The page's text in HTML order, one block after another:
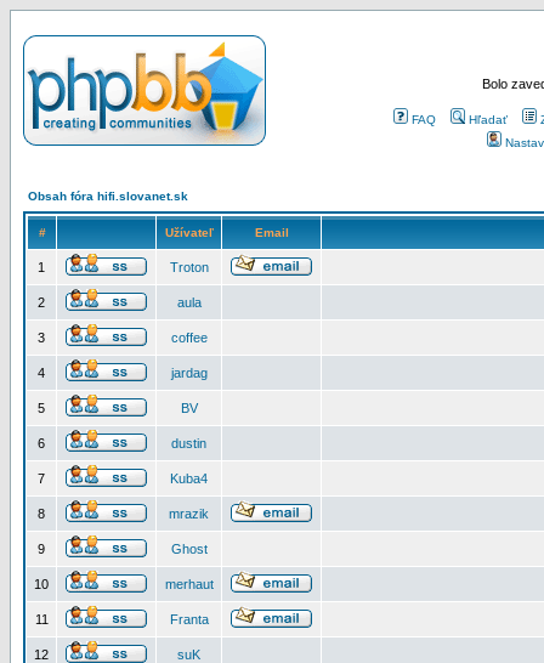
Bolo
FAQ Hľadať
Obsah fóra hifi.slovanet.sk
# Užívateľ Email
1 Troton
2 aula
3 coffee
4 jardag
5 BV
6 dustin
7 Kuba4
8 mrazik
9 Ghost
10 merhaut
11 Franta
12 suK